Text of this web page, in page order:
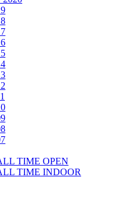
TIME OPEN
TIME INDOOR